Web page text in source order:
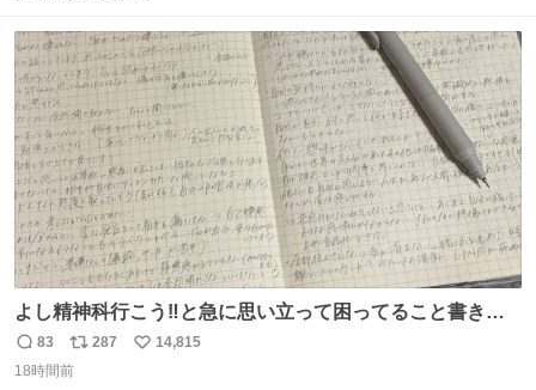
よし精神科行こう‼️と急に思い立って困ってること書き出
してたらペン止まらなくなってすごい勢いで埋まってワロ
タ
返
信
83
リ
ポ
287
い
14,815
18時間前